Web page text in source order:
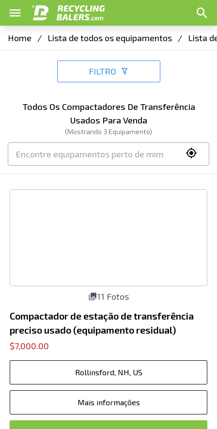
Home / Lista de todos os equipamentos / Lista
FILTRO
Todos Os Compactadores De Transferência
Usados Para Venda
(Mostrando 3 Equipamento)
11 Fotos
Compactador de estação de transferência
preciso usado (equipamento residual)
$7,000.00
Rollinsford, NH, US
Mais informações